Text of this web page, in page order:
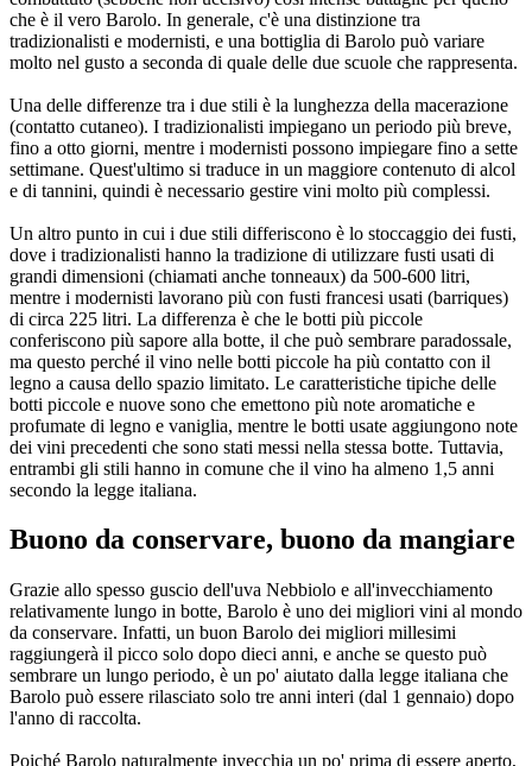
che è il vero Barolo. In generale, c'è una distinzione tra
tradizionalisti e modernisti, e una bottiglia di Barolo può variare
molto nel gusto a seconda di quale delle due scuole che rappresenta.
Una delle differenze tra i due stili è la lunghezza della macerazione
(contatto cutaneo). I tradizionalisti impiegano un periodo più breve,
fino a otto giorni, mentre i modernisti possono impiegare fino a sette
settimane. Quest'ultimo si traduce in un maggiore contenuto di alcol
e di tannini, quindi è necessario gestire vini molto più complessi.
Un altro punto in cui i due stili differiscono è lo stoccaggio dei fusti,
dove i tradizionalisti hanno la tradizione di utilizzare fusti usati di
grandi dimensioni (chiamati anche tonneaux) da 500-600 litri,
mentre i modernisti lavorano più con fusti francesi usati (barriques)
di circa 225 litri. La differenza è che le botti più piccole
conferiscono più sapore alla botte, il che può sembrare paradossale,
ma questo perché il vino nelle botti piccole ha più contatto con il
legno a causa dello spazio limitato. Le caratteristiche tipiche delle
botti piccole e nuove sono che emettono più note aromatiche e
profumate di legno e vaniglia, mentre le botti usate aggiungono note
dei vini precedenti che sono stati messi nella stessa botte. Tuttavia,
entrambi gli stili hanno in comune che il vino ha almeno 1,5 anni
secondo la legge italiana.
Buono da conservare, buono da mangiare
Grazie allo spesso guscio dell'uva Nebbiolo e all'invecchiamento
relativamente lungo in botte, Barolo è uno dei migliori vini al mondo
da conservare. Infatti, un buon Barolo dei migliori millesimi
raggiungerà il picco solo dopo dieci anni, e anche se questo può
sembrare un lungo periodo, è un po' aiutato dalla legge italiana che
Barolo può essere rilasciato solo tre anni interi (dal 1 gennaio) dopo
l'anno di raccolta.
Poiché Barolo naturalmente invecchia un po' prima di essere aperto,